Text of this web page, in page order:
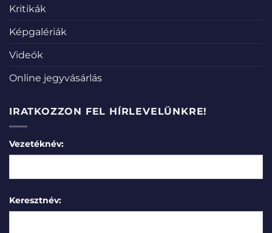
Kritikák
Képgalériák
Videók
Online jegyvásárlás
IRATKOZZON FEL HÍRLEVELÜNKRE!
Vezetéknév:
Keresztnév: